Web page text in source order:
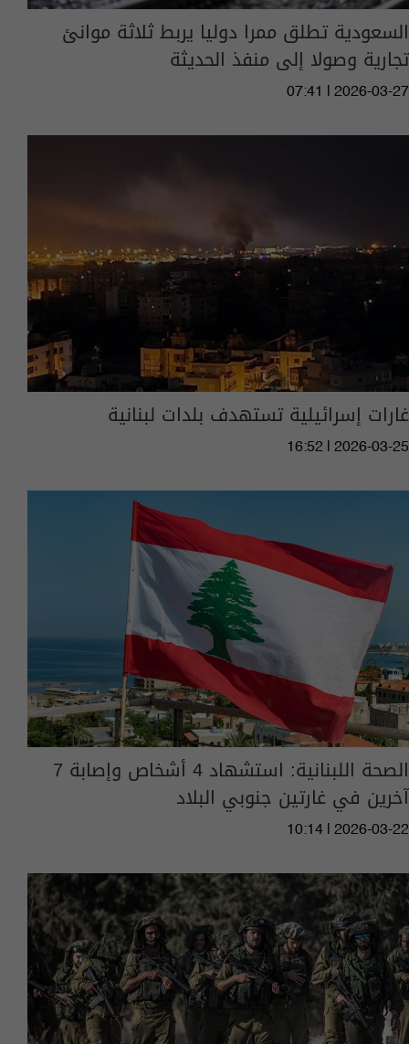
السعودية تطلق ممرا دوليا يربط ثلاثة موانئ
تجارية وصولا إلى منفذ الحديثة
07:41 | 2026-03-27
غارات إسرائيلية تستهدف بلدات لبنانية
16:52 | 2026-03-25
الصحة اللبنانية: استشهاد 4 أشخاص وإصابة 7
آخرين في غارتين جنوبي البلاد
10:14 | 2026-03-22